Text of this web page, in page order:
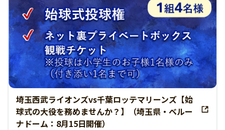
埼玉西武ライオンズvs千葉ロッテマリーンズ【始
球式の大役を務めませんか？】（埼玉県・ベルー
ナドーム：8月15日開催）